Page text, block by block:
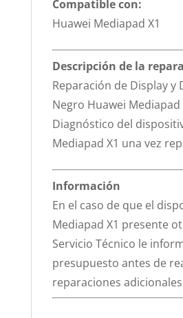
Compatible con:
Huawei Mediapad X1
Descripción de la
Reparación de Display y
Negro Huawei Mediapad
Diagnóstico del
Mediapad X1 una vez
Información
En el caso de que el
Mediapad X1 presente
Servicio Técnico le
presupuesto antes de
reparaciones